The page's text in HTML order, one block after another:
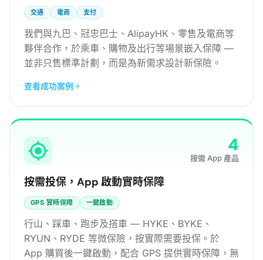
交通 電商 支付
我們與九巴、冠忠巴士、AlipayHK、零售及電商等
夥伴合作，於乘車、購物及出行等場景嵌入保障 —
並非只售標準計劃，而是為新需求設計新保險。
查看成功案例
4
按需 App 產品
按需投保，App 啟動實時保障
GPS 實時保障 一鍵啟動
行山、踩車、跑步及搭車 — HYKE、BYKE、
RYUN、RYDE 等微保險，按實際需要投保。於
App 購買後一鍵啟動，配合 GPS 提供實時保障，無